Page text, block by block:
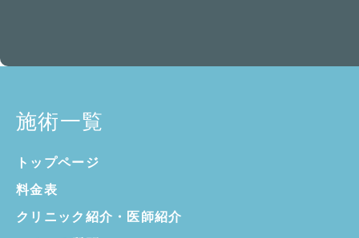
施術一覧
トップページ
料金表
クリニック紹介・ 医師紹介